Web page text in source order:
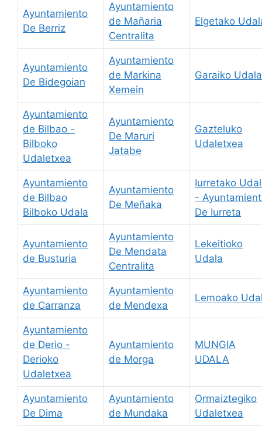
Ayuntamiento
De Berriz
Ayuntamiento
de Mañaria
Centralita
Elgetako
Ayuntamiento
De Bidegoian
Ayuntamiento
de Markina
Xemein
Garaiko Udala
Ayuntamiento
de Bilbao -
Bilboko
Udaletxea
Ayuntamiento
De Maruri
Jatabe
Gazteluko
Udaletxea
Ayuntamiento
de Bilbao
Bilboko Udala
Ayuntamiento
De Meñaka
Iurretako
-
De Iurreta
Ayuntamiento
de Busturia
Ayuntamiento
De Mendata
Centralita
Lekeitioko
Udala
Ayuntamiento
de Carranza
Ayuntamiento
de Mendexa
Lemoako
Ayuntamiento
de Derio -
Derioko
Udaletxea
Ayuntamiento
de Morga
MUNGIA
UDALA
Ayuntamiento
De Dima
Ayuntamiento
de Mundaka
Ormaiztegiko
Udaletxea